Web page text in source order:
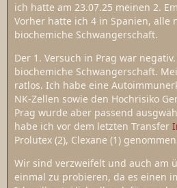
ich hatte am 23.07.25 meinen 2.
Vorher hatte ich 4 in Spanien, alle
biochemiche Schwangerschaft.
Der 1. Versuch in Prag war
biochemiche Schwangerschaft.
ratlos. Ich habe eine
NK-Zellen sowie den Hochrisiko
Prag wurde aber passend
habe ich vor dem letzten Transfer
Prolutex (2), Clexane (1)
Wir sind verzweifelt und auch am
einmal zu probieren, da es einen